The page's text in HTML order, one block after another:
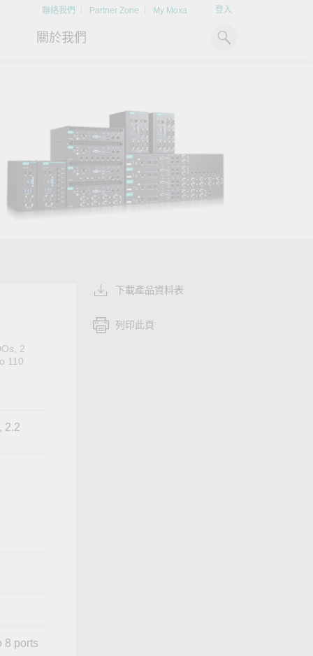
聯絡我們 Partner Zone My Moxa 登入
x86 電腦
ARM 電腦
平板電腦
IIoT 閘道器
與
掌握綠能脈動
探索 BESS（電池儲能系統）
如何引領能源轉型，打造更潔
文件資料庫
案例研究
技術專文資料庫
影片庫
關於我們
Moxa 人才小聯盟系統
如同美國職棒聯盟的人才育
成，我們發展 Moxa 人才小聯
2
110
2.2
8 ports
下載產品資料表
列印此頁